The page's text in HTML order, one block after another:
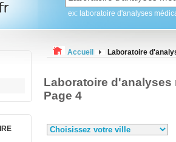
ex: laboratoire d'analyses
Accueil Laboratoire
Laboratoire d'analyses
Page 4